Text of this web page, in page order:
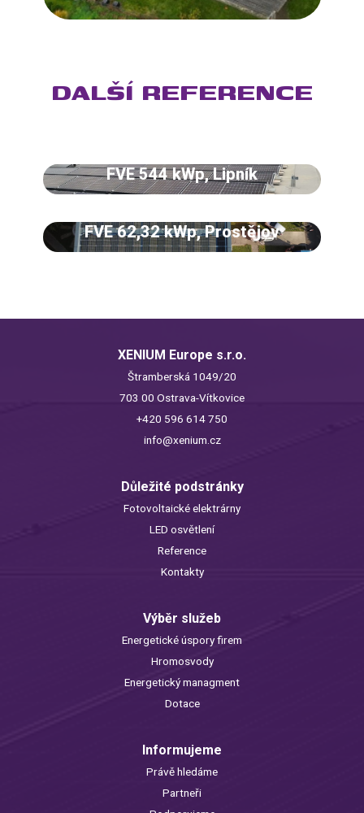
DALŠÍ REFERENCE
FVE 544 kWp, Lipník
FVE 62,32 kWp, Prostějov
XENIUM Europe s.r.o.
Štramberská 1049/20
703 00 Ostrava-Vítkovice
+420 596 614 750
info@xenium.cz
Důležité podstránky
Fotovoltaické elektrárny
LED osvětlení
Reference
Kontakty
Výběr služeb
Energetické úspory firem
Hromosvody
Energetický managment
Dotace
Informujeme
Právě hledáme
Partneři